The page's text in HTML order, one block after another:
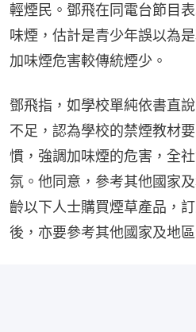
輕煙民。鄧飛在同電台節目
味煙，估計是青少年誤以為
加味煙危害較傳統煙少。
鄧飛指，如學校單純依書直
不足，認為學校的禁煙教材
慣，強調加味煙的危害，全
氛。他同意，參考其他國家
齡以下人士購買煙草產品，
後，亦要參考其他國家及地